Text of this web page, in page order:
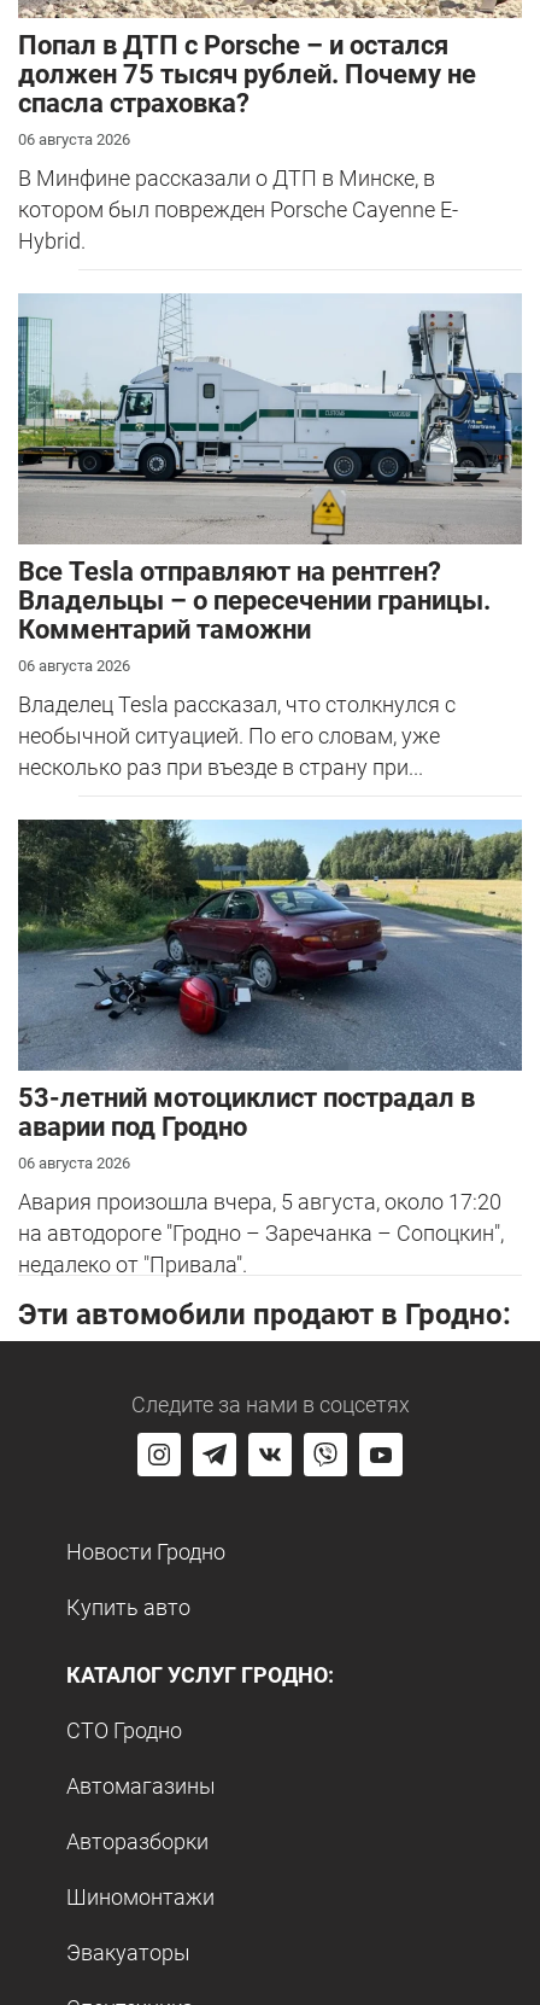
​Попал в ДТП с Porsche – и остался
должен 75 тысяч рублей. Почему не
спасла страховка?
06 августа 2026
В Минфине рассказали о ДТП в Минске, в
котором был поврежден Porsche Cayenne E-
Hybrid.
Все Tesla отправляют на рентген?
Владельцы – о пересечении границы.
Комментарий таможни
06 августа 2026
Владелец Tesla рассказал, что столкнулся с
необычной ситуацией. По его словам, уже
несколько раз при въезде в страну при...
53-летний мотоциклист пострадал в
аварии под Гродно
06 августа 2026
Авария произошла вчера, 5 августа, около 17:20
на автодороге "Гродно – Заречанка – Сопоцкин",
недалеко от "Привала".
Эти автомобили продают в Гродно:
Следите за нами в соцсетях
Новости Гродно
Купить авто
КАТАЛОГ УСЛУГ ГРОДНО:
СТО Гродно
Автомагазины
Авторазборки
Шиномонтажи
Эвакуаторы